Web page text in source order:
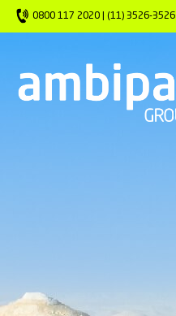
0800 117 2020 | (11) 3526-3526